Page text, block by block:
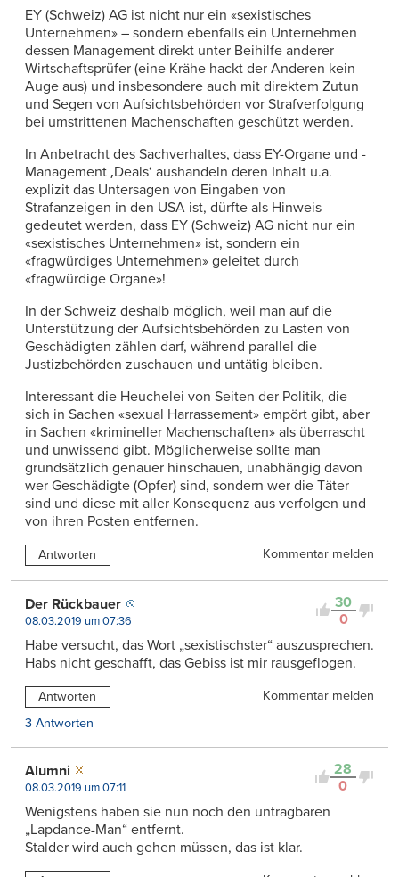
EY (Schweiz) AG ist nicht nur ein «sexistisches
Unternehmen» – sondern ebenfalls ein Unternehmen
dessen Management direkt unter Beihilfe anderer
Wirtschaftsprüfer (eine Krähe hackt der Anderen kein
Auge aus) und insbesondere auch mit direktem Zutun
und Segen von Aufsichtsbehörden vor Strafverfolgung
bei umstrittenen Machenschaften geschützt werden.
In Anbetracht des Sachverhaltes, dass EY-Organe und -
Management ‚Deals‘ aushandeln deren Inhalt u.a.
explizit das Untersagen von Eingaben von
Strafanzeigen in den USA ist, dürfte als Hinweis
gedeutet werden, dass EY (Schweiz) AG nicht nur ein
«sexistisches Unternehmen» ist, sondern ein
«fragwürdiges Unternehmen» geleitet durch
«fragwürdige Organe»!
In der Schweiz deshalb möglich, weil man auf die
Unterstützung der Aufsichtsbehörden zu Lasten von
Geschädigten zählen darf, während parallel die
Justizbehörden zuschauen und untätig bleiben.
Interessant die Heuchelei von Seiten der Politik, die
sich in Sachen «sexual Harrassement» empört gibt, aber
in Sachen «krimineller Machenschaften» als überrascht
und unwissend gibt. Möglicherweise sollte man
grundsätzlich genauer hinschauen, unabhängig davon
wer Geschädigte (Opfer) sind, sondern wer die Täter
sind und diese mit aller Konsequenz aus verfolgen und
von ihren Posten entfernen.
Antworten Kommentar melden
30
0
Der Rückbauer
08.03.2019 um 07:36
Habe versucht, das Wort „sexistischster“ auszusprechen.
Habs nicht geschafft, das Gebiss ist mir rausgeflogen.
Antworten
Kommentar melden
3 Antworten
28
0
Alumni
08.03.2019 um 07:11
Wenigstens haben sie nun noch den untragbaren
„Lapdance-Man“ entfernt.
Stalder wird auch gehen müssen, das ist klar.